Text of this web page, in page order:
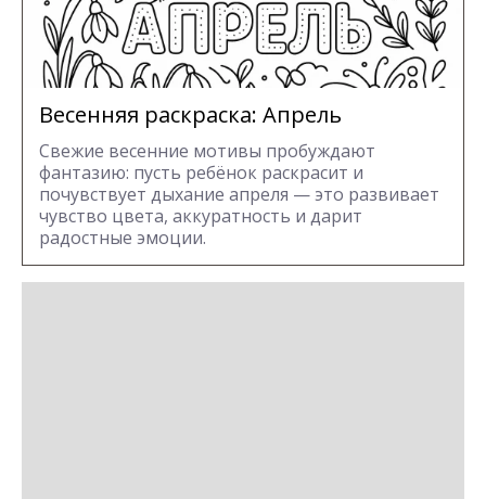
Весенняя раскраска: Апрель
Свежие весенние мотивы пробуждают
фантазию: пусть ребёнок раскрасит и
почувствует дыхание апреля — это развивает
чувство цвета, аккуратность и дарит
радостные эмоции.